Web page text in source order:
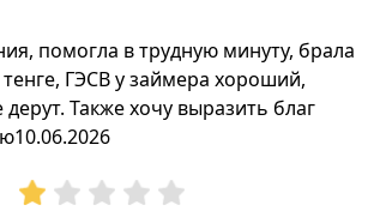
помогла в трудную минуту, брала
ГЭСВ у займера хороший,
Также хочу выразить благ
10.06.2026